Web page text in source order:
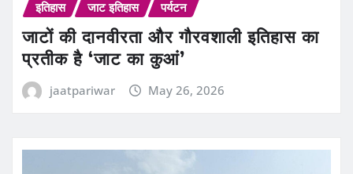
इतिहास जाट इतिहास पर्यटन
जाटों की दानवीरता और गौरवशाली इतिहास का
प्रतीक है ‘जाट का कुआं’
jaatpariwar May 26, 2026